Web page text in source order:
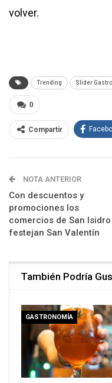
volver.
Trending Slider
0
Compartir
NOTA ANTERIOR
Con descuentos y
promociones los
comercios de San Isidro
festejan San Valentín
También Podría
GASTRONOMÍA